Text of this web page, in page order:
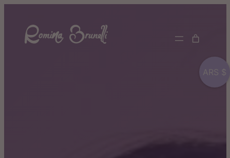
ARS $